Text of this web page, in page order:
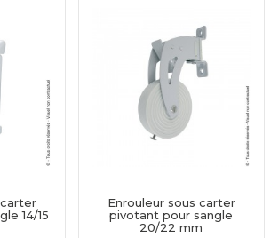
14/15
Enrouleur sous carter
pivotant pour sangle
20/22 mm